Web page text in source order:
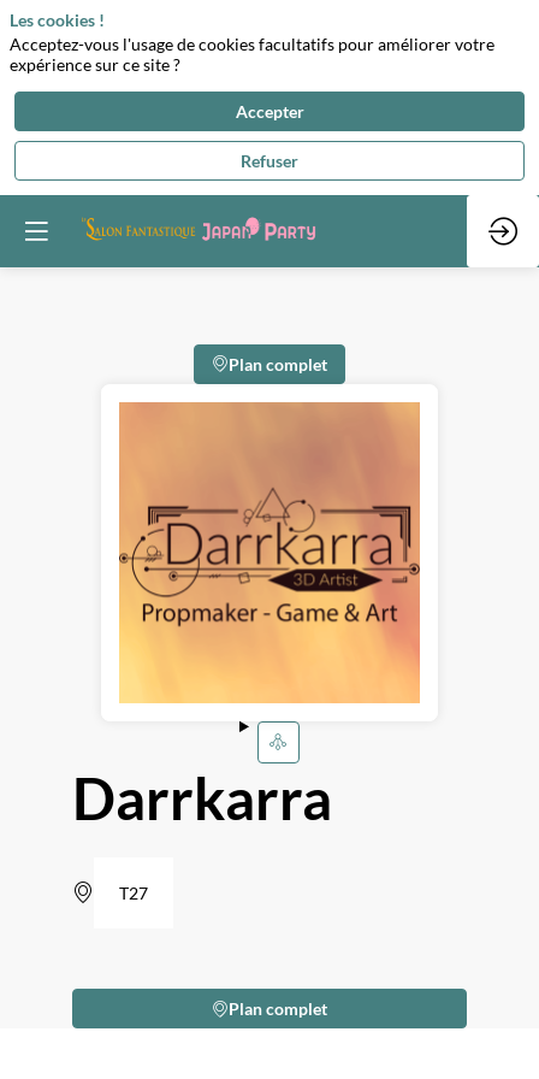
Plan complet
Darrkarra
T27
Plan complet
Les cookies !
Acceptez-vous l'usage de cookies facultatifs pour améliorer votre
expérience sur ce site ?
Accepter
Refuser